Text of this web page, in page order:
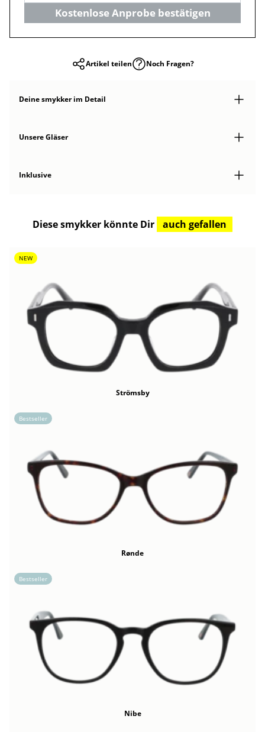
Kostenlose Anprobe bestätigen
Artikel teilen Noch Fragen?
Deine smykkerim Detail
Unsere Gläser
Inklusive
Diese smykker könnte Dir auch gefallen
NEW
Strömsby
Bestseller
Rønde
Bestseller
Nibe